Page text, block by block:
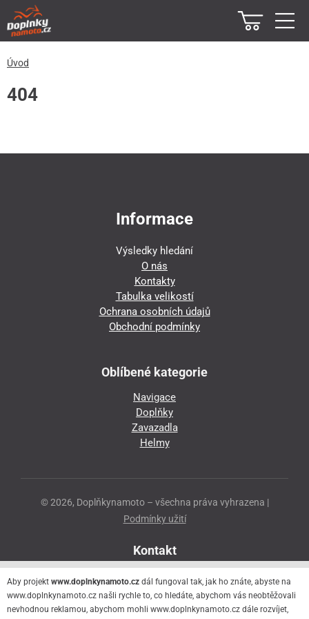
Úvod
404
Informace
Výsledky hledání
O nás
Kontakty
Tabulka velikostí
Ochrana osobních údajů
Obchodní podmínky
Oblíbené kategorie
Navigace
Doplňky
Zavazadla
Helmy
© 2026, Doplňkynamoto – všechna práva vyhrazena |
Podmínky užití
Kontakt
Přeloučská 86
530 06 Pardubice - Staré Čivice
Aby projekt www.doplnkynamoto.cz dál fungoval tak, jak ho znáte, abyste na
www.doplnkynamoto.cz našli rychle to, co hledáte, abychom vás neobtěžovali
nevhodnou reklamou, abychom mohli www.doplnkynamoto.cz dále rozvíjet,